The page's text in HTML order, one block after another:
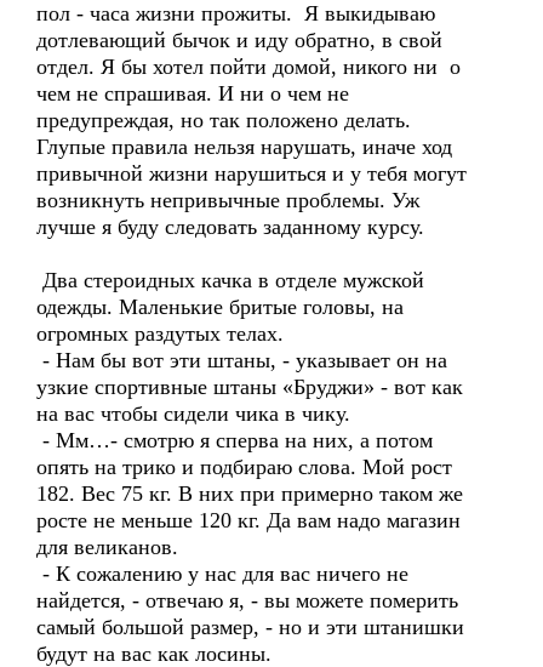
пол - часа жизни прожиты. Я выкидываю
дотлевающий бычок и иду обратно, в свой
отдел. Я бы хотел пойти домой, никого ни о
чем не спрашивая. И ни о чем не
предупреждая, но так положено делать.
Глупые правила нельзя нарушать, иначе ход
привычной жизни нарушиться и у тебя могут
возникнуть непривычные проблемы. Уж
лучше я буду следовать заданному курсу.
Два стероидных качка в отделе мужской
одежды. Маленькие бритые головы, на
огромных раздутых телах.
- Нам бы вот эти штаны, - указывает он на
узкие спортивные штаны «Бруджи» - вот как
на вас чтобы сидели чика в чику.
- Мм…- смотрю я сперва на них, а потом
опять на трико и подбираю слова. Мой рост
182. Вес 75 кг. В них при примерно таком же
росте не меньше 120 кг. Да вам надо магазин
для великанов.
- К сожалению у нас для вас ничего не
найдется, - отвечаю я, - вы можете померить
самый большой размер, - но и эти штанишки
будут на вас как лосины.